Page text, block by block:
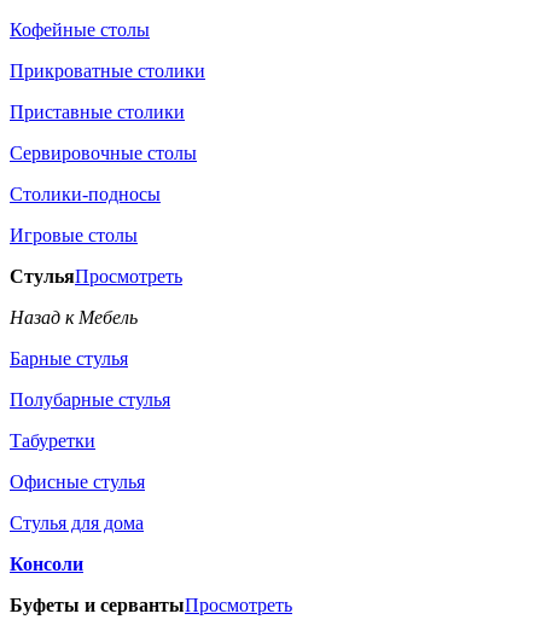
Кофейные столы
Прикроватные столики
Приставные столики
Сервировочные столы
Столики-подносы
Игровые столы
СтульяПросмотреть
Назад к Мебель
Барные стулья
Полубарные стулья
Табуретки
Офисные стулья
Стулья для дома
Консоли
Буфеты и сервантыПросмотреть